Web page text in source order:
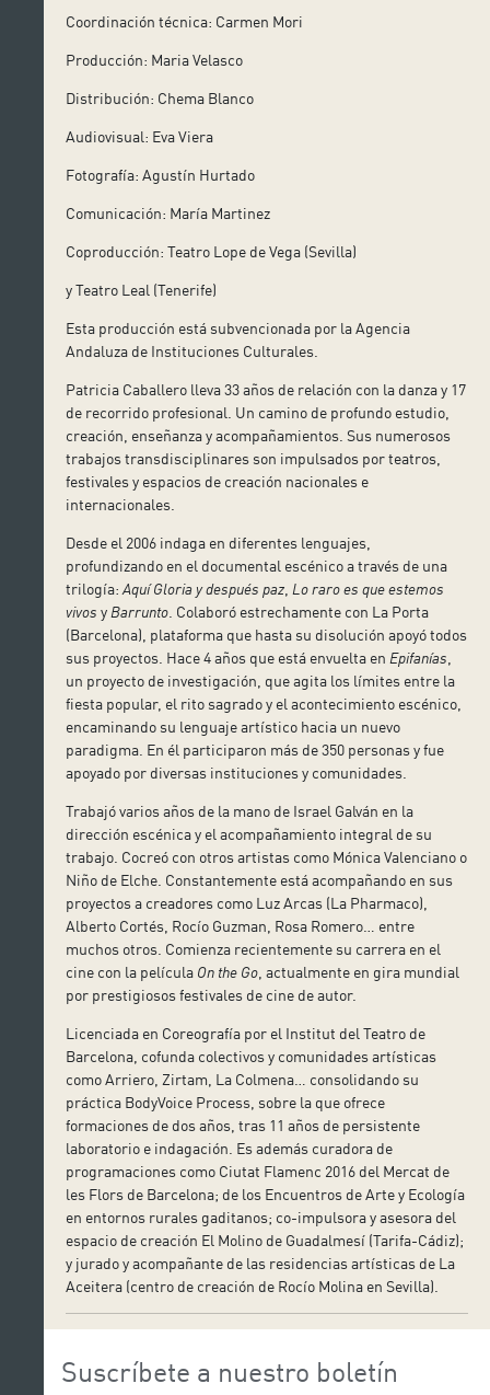
Coordinación técnica: Carmen Mori
Producción: Maria Velasco
Distribución: Chema Blanco
Audiovisual: Eva Viera
Fotografía: Agustín Hurtado
Comunicación: María Martinez
Coproducción: Teatro Lope de Vega (Sevilla)
y Teatro Leal (Tenerife)
Esta producción está subvencionada por la Agencia
Andaluza de Instituciones Culturales.
Patricia Caballero lleva 33 años de relación con la danza y 17
de recorrido profesional. Un camino de profundo estudio,
creación, enseñanza y acompañamientos. Sus numerosos
trabajos transdisciplinares son impulsados por teatros,
festivales y espacios de creación nacionales e
internacionales.
Desde el 2006 indaga en diferentes lenguajes,
profundizando en el documental escénico a través de una
trilogía:Aquí Gloria y después paz Lo raro es que estemos
vivos y Barrunto . Colaboró estrechamente con La Porta
(Barcelona), plataforma que hasta su disolución apoyó todos
sus proyectos. Hace 4 años que está envuelta en Epifanías
un proyecto de investigación, que agita los límites entre la
fiesta popular, el rito sagrado y el acontecimiento escénico,
encaminando su lenguaje artístico hacia un nuevo
paradigma. En él participaron más de 350 personas y fue
apoyado por diversas instituciones y comunidades.
Trabajó varios años de la mano de Israel Galván en la
dirección escénica y el acompañamiento integral de su
trabajo. Cocreó con otros artistas como Mónica Valenciano o
Niño de Elche. Constantemente está acompañando en sus
proyectos a creadores como Luz Arcas (La Pharmaco),
Alberto Cortés, Rocío Guzman, Rosa Romero… entre
muchos otros. Comienza recientemente su carrera en el
cine con la película On the Go , actualmente en gira mundial
por prestigiosos festivales de cine de autor.
Licenciada en Coreografía por el Institut del Teatro de
Barcelona, cofunda colectivos y comunidades artísticas
como Arriero, Zirtam, La Colmena… consolidando su
práctica BodyVoice Process, sobre la que ofrece
formaciones de dos años, tras 11 años de persistente
laboratorio e indagación. Es además curadora de
programaciones como Ciutat Flamenc 2016 del Mercat de
les Flors de Barcelona; de los Encuentros de Arte y Ecología
en entornos rurales gaditanos; co-impulsora y asesora del
espacio de creación El Molino de Guadalmesí (Tarifa-Cádiz);
y jurado y acompañante de las residencias artísticas de La
Aceitera (centro de creación de Rocío Molina en Sevilla).
Suscríbete a nuestro boletín